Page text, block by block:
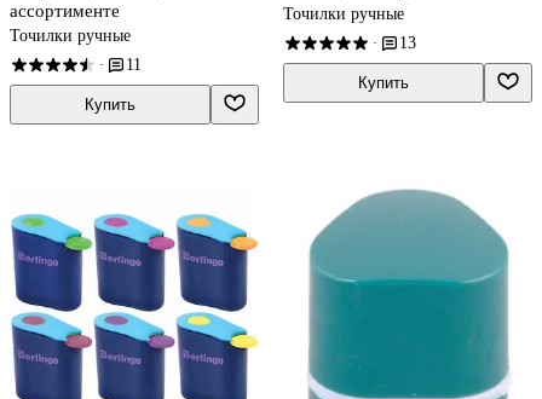
ассортименте
Точилки ручные
· 11
Купить
Точилки ручные
· 13
Купить